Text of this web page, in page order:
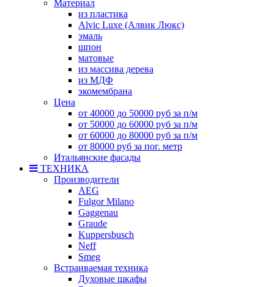
Материал
из пластика
Alvic Luxe (Алвик Люкс)
эмаль
шпон
матовые
из массива дерева
из МДФ
экомембрана
Цена
от 40000 до 50000 руб за п/м
от 50000 до 60000 руб за п/м
от 60000 до 80000 руб за п/м
от 80000 руб за пог. метр
Итальянские фасады
ТЕХНИКА
Производители
AEG
Fulgor Milano
Gaggenau
Graude
Kuppersbusch
Neff
Smeg
Встраиваемая техника
Духовые шкафы